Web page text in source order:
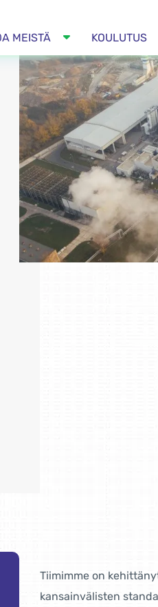
MEISTÄ KOULUTUS
Tiimimme on
kansainvälisten